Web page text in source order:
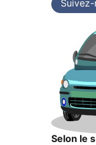
Suivez-
Selon le